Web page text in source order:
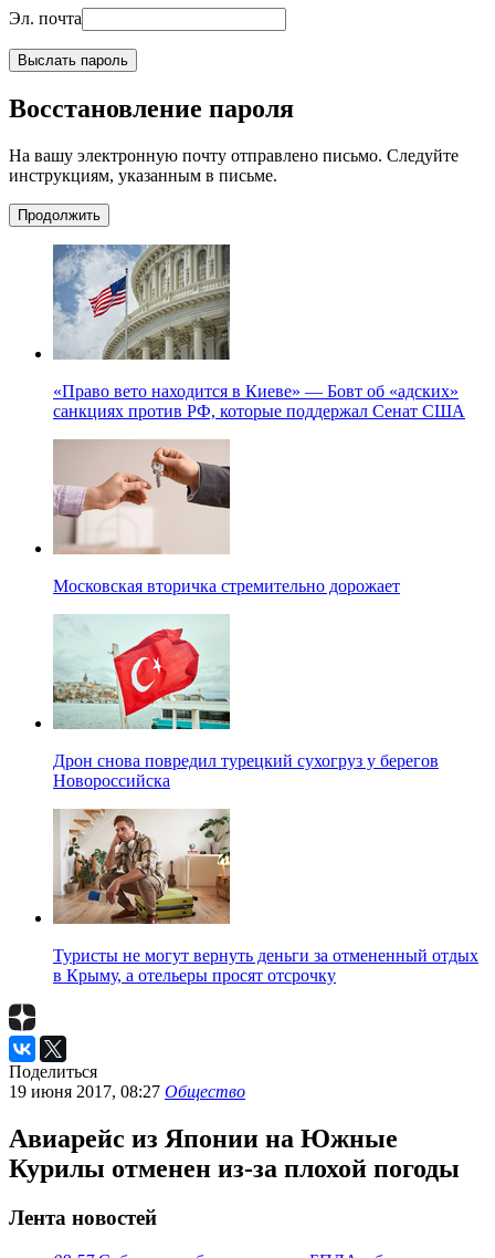
Эл. почта
Выслать пароль
Восстановление пароля
На вашу электронную почту отправлено письмо. Следуйте
инструкциям, указанным в письме.
Продолжить
«Право вето находится в Киеве» — Бовт об «адских»
санкциях против РФ, которые поддержал Сенат США
Московская вторичка стремительно дорожает
Дрон снова повредил турецкий сухогруз у берегов
Новороссийска
Туристы не могут вернуть деньги за отмененный отдых
в Крыму, а отельеры просят отсрочку
Поделиться
19 июня 2017, 08:27 Общество
Авиарейс из Японии на Южные
Курилы отменен из-за плохой погоды
Лента новостей